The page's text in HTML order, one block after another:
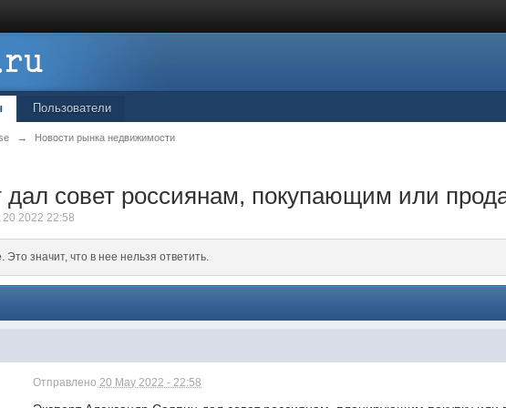
Пользователи
→ Новости рынка недвижимости
дал совет россиянам, покупающим или
20 2022 22:58
. Это значит, что в нее нельзя ответить.
Отправлено20 May 2022 - 22:58